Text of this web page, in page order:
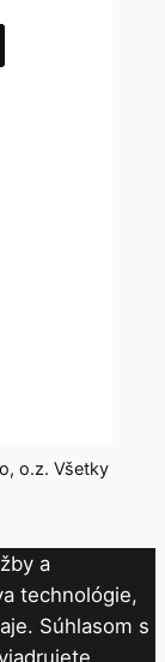
o.z. Všetky
a
technológie,
Súhlasom s